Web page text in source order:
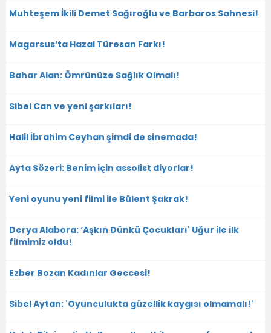
Muhteşem İkili Demet Sağıroğlu ve Barbaros Sahnesi!
Magarsus’ta Hazal Türesan Farkı!
Bahar Alan: Ömrünüze Sağlık Olmalı!
Sibel Can ve yeni şarkıları!
Halil İbrahim Ceyhan şimdi de sinemada!
Ayta Sözeri: Benim için assolist diyorlar!
Yeni oyunu yeni filmi ile Bülent Şakrak!
Derya Alabora: ‘Aşkın Dünkü Çocukları' Uğur ile ilk
filmimiz oldu!
Ezber Bozan Kadınlar Geccesi!
Sibel Aytan: 'Oyunculukta güzellik kaygısı olmamalı!'